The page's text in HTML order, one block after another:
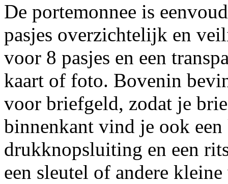
De portemonnee is
pasjes overzichtelijk en
voor 8 pasjes en een
kaart of foto. Bovenin
voor briefgeld, zodat je
binnenkant vind je ook
drukknopsluiting en een
een sleutel of andere